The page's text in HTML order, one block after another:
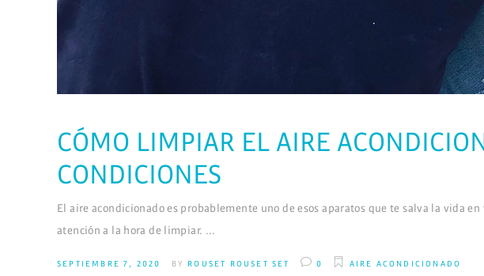
CÓMO LIMPIAR EL AIRE
CONDICIONES
El aire acondicionado es probablemente uno de esos aparatos que te salva la vida
atención a la hora de limpiar.
SEPTIEMBRE 7, 2020 BY ROUSET ROUSET SET 0 AIRE ACONDICIONADO